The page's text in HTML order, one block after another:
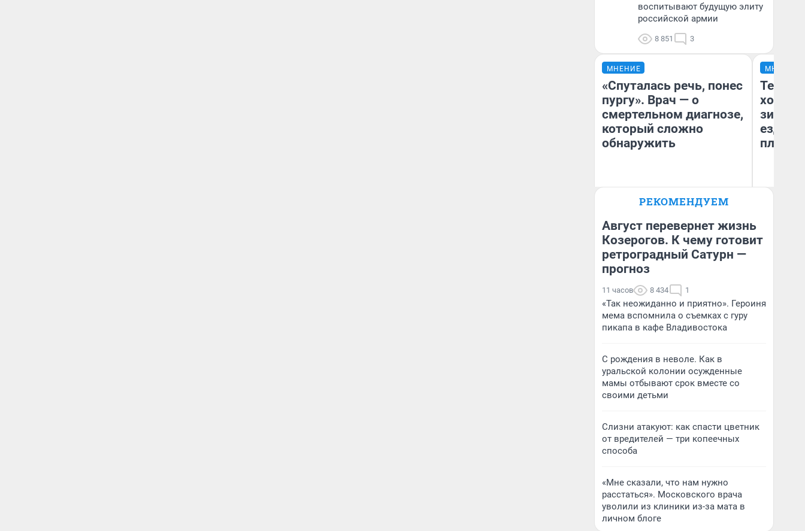
воспитывают будущую элиту
российской армии
8 851 3
МНЕНИЕ
«Спуталась речь, понес
пургу». Врач — о
смертельном диагнозе,
который сложно
обнаружить
Главврач клиники
Волковой»
МНЕНИЕ
Тепло
зимой.
ездит
плюсы
РЕКОМЕНДУЕМ
Август перевернет жизнь
Козерогов. К чему готовит
ретроградный Сатурн —
прогноз
11 часов 8 434 1
«Так неожиданно и приятно». Героиня
мема вспомнила о съемках с гуру
пикапа в кафе Владивостока
С рождения в неволе. Как в
уральской колонии осужденные
мамы отбывают срок вместе со
своими детьми
Слизни атакуют: как спасти цветник
от вредителей — три копеечных
способа
«Мне сказали, что нам нужно
расстаться». Московского врача
уволили из клиники из-за мата в
личном блоге